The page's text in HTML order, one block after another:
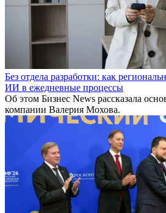
Без отдела разработки: как
ИИ в ежедневные процессы
Об этом Бизнес News рассказала
компании Валерия Мохова.